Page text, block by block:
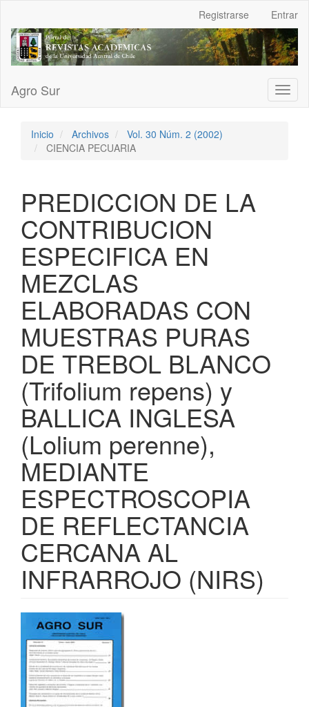
Contenido
principal
Barra
Registrarse Entrar
Agro Sur
Inicio Archivos
Vol. 30 Núm. 2 (2002)
CIENCIA PECUARIA
PREDICCION DE LA
CONTRIBUCION
ESPECIFICA EN
MEZCLAS
ELABORADAS CON
MUESTRAS PURAS
DE TREBOL BLANCO
(Trifolium repens) y
BALLICA INGLESA
(Lolium perenne),
MEDIANTE
ESPECTROSCOPIA
DE REFLECTANCIA
CERCANA AL
INFRARROJO (NIRS)
Barra
lateral
del
artículo